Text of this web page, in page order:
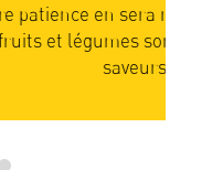
car
alors pleins de